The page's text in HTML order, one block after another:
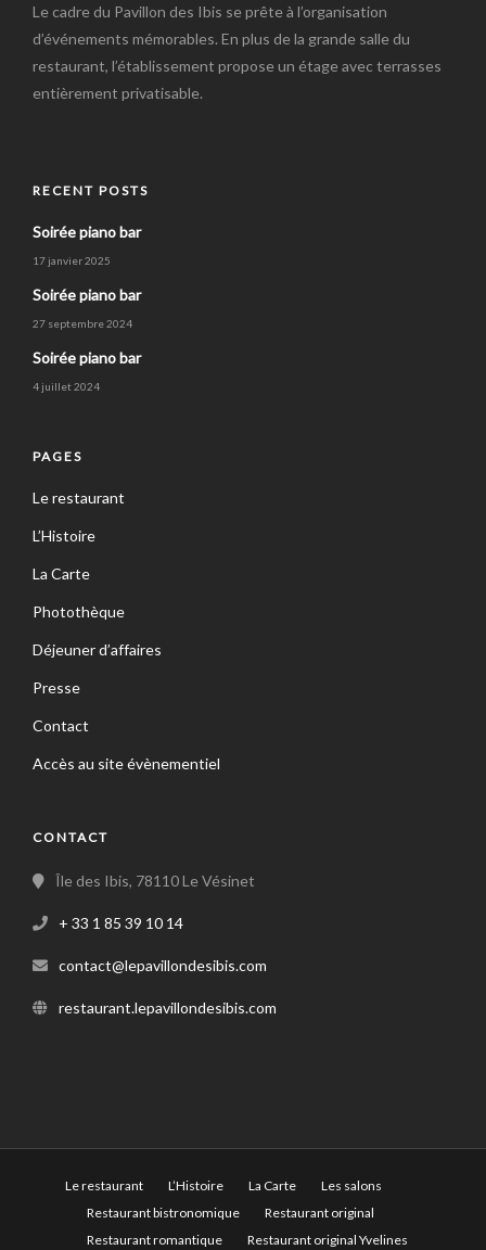
Le cadre du Pavillon des Ibis se prête à l’organisation
d’événements mémorables. En plus de la grande salle du
restaurant, l’établissement propose un étage avec terrasses
entièrement privatisable.
RECENT POSTS
Soirée piano bar
17 janvier 2025
Soirée piano bar
27 septembre 2024
Soirée piano bar
4 juillet 2024
PAGES
Le restaurant
L’Histoire
La Carte
Photothèque
Déjeuner d’affaires
Presse
Contact
Accès au site évènementiel
CONTACT
Île des Ibis, 78110 Le Vésinet
+ 33 1 85 39 10 14
contact@lepavillondesibis.com
restaurant.lepavillondesibis.com
Le restaurant L’Histoire La Carte
Les salons
Restaurant bistronomique
Restaurant original
Restaurant romantique
Restaurant original Yvelines